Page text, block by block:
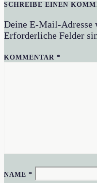
SCHREIBE EINEN
Deine E-Mail-
Erforderliche Felder
KOMMENTAR*
NAME*